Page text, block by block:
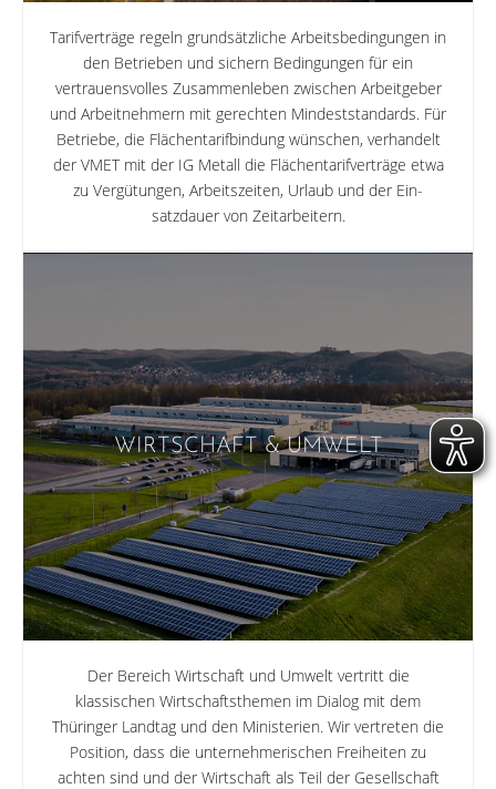
Tarifverträge regeln grundsätzliche Ar­beitsbedingungen in
den Betrieben und sichern Bedingungen für ein
vertrauens­volles Zusammenleben zwischen Arbeit­geber
und Arbeitnehmern mit gerech­ten Mindeststandards. Für
Betriebe, die Flächen­tarifbindung wünschen, verhan­delt
der VMET mit der IG Metall die Flächentarifverträge etwa
zu Vergütun­gen, Arbeitszeiten, Urlaub und der Ein­
satzdauer von Zeitarbeitern.
WIRTSCHAFT & UMWELT
Der Bereich Wirtschaft und Umwelt vertritt die
klassischen Wirtschafts­themen im Dialog mit dem
Thüringer Landtag und den Ministerien. Wir vertreten die
Position, dass die unternehmerischen Freiheiten zu
achten sind und der Wirtschaft als Teil der Gesellschaft